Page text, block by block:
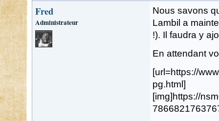
Fred
Administrateur
Nous savons
Lambil a
!). Il faudra y
En attendant
[url=https://
pg.html]
[img]https://